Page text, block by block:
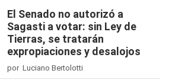
El Senado no autorizó a
Sagasti a votar: sin Ley de
Tierras, se tratarán
expropiaciones y desalojos
por Luciano Bertolotti